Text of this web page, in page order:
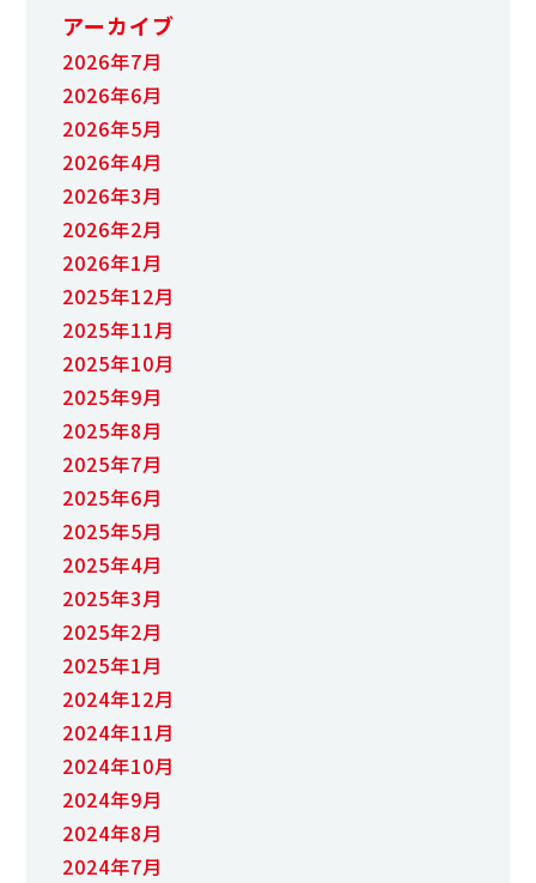
アーカイブ
2026年7月
2026年6月
2026年5月
2026年4月
2026年3月
2026年2月
2026年1月
2025年12月
2025年11月
2025年10月
2025年9月
2025年8月
2025年7月
2025年6月
2025年5月
2025年4月
2025年3月
2025年2月
2025年1月
2024年12月
2024年11月
2024年10月
2024年9月
2024年8月
2024年7月